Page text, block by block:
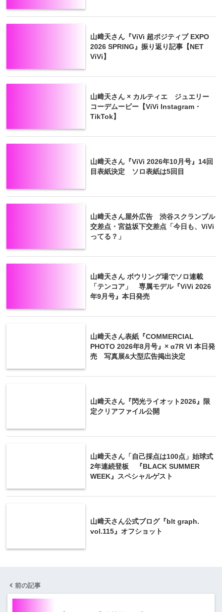
山﨑天さん『ViVi 超ポジティブ EXPO
2026 SPRING』振り返り記事【NET
ViVi】
山﨑天さん × カルティエ ジュエリー
コーデムービー【ViVi Instagram・
TikTok】
山﨑天さん『ViVi 2026年10月号』14回
目表紙決定 ソロ表紙は5回目
山﨑天さん屋外広告 渋谷スクランブル
交差点・宮益坂下交差点「今日も、ViVi
ってる？」
山﨑天さん ボウリング場でソロ連載
「テンコア」 専属モデル『ViVi 2026
年9月号』本日発売
山﨑天さん表紙『COMMERCIAL
PHOTO 2026年8月号』× α7R VI 本日発
売 写真展&大型広告掲出決定
山﨑天さん『閃光ライオット2026』限
定クリアファイル公開
山﨑天さん「自己採点は100点」始球式
2年連続登板 『BLACK SUMMER
WEEK』スペシャルゲスト
山﨑天さん公式ブログ『blt graph.
vol.115』オフショット
前の記事